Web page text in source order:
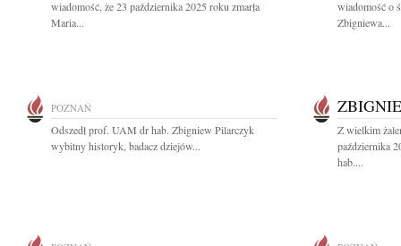
wiadomość, że 23 października 2025 roku zmarła
Maria...
wiadomość o
Zbigniewa...
POZNAŃ
Odszedł prof. UAM dr hab. Zbigniew Pilarczyk
wybitny historyk, badacz dziejów...
Z wielkim
października
hab....